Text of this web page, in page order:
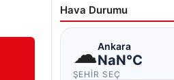
Hava Durumu
☁Ankara
NaN°C
ŞEHIR SEÇ